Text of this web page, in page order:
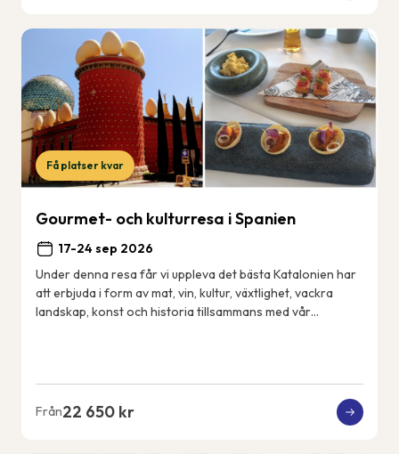
Få platser kvar
Gourmet- och kulturresa i Spanien
17-24 sep 2026
Under denna resa får vi uppleva det bästa Katalonien har
att erbjuda i form av mat, vin, kultur, växtlighet, vackra
landskap, konst och historia tillsammans med vår
Från22 650 kr